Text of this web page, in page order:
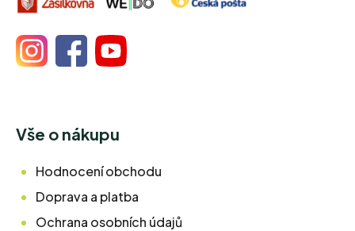
Vše o nákupu
Hodnocení obchodu
Doprava a platba
Ochrana osobních údajů